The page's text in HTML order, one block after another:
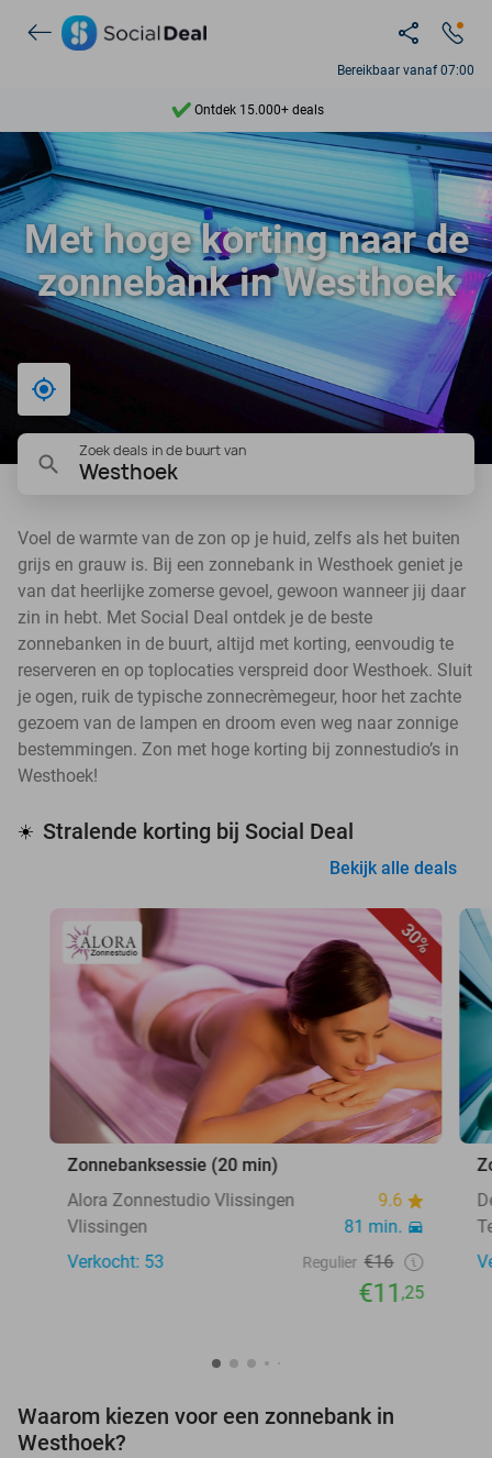
Bereikbaar vanaf 07:00
Ontdek 15.000+ deals
7 dagen per week beschikbaar
10+ miljoen leden
9,4
Ontdek 15.000+ deals
Met hoge korting naar de
zonnebank in Westhoek
Zoek deals in de buurt van
Westhoek
Voel de warmte van de zon op je huid, zelfs als het buiten
grijs en grauw is. Bij een zonnebank in Westhoek geniet je
van dat heerlijke zomerse gevoel, gewoon wanneer jij daar
zin in hebt. Met Social Deal ontdek je de beste
zonnebanken in de buurt, altijd met korting, eenvoudig te
reserveren en op toplocaties verspreid door Westhoek. Sluit
je ogen, ruik de typische zonnecrèmegeur, hoor het zachte
gezoem van de lampen en droom even weg naar zonnige
bestemmingen. Zon met hoge korting bij zonnestudio’s in
Westhoek!
☀️ Stralende korting bij Social Deal
Bekijk alle deals
30%
Zonnebanksessie (20 min)
Alora Zonnestudio Vlissingen
9.6
Vlissingen
81 min.
Verkocht: 53
Regulier €16
€11,25
Waarom kiezen voor een zonnebank in
Westhoek?